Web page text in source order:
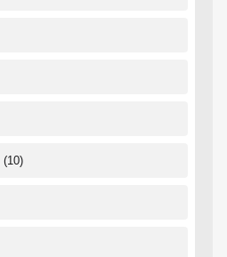
(10)